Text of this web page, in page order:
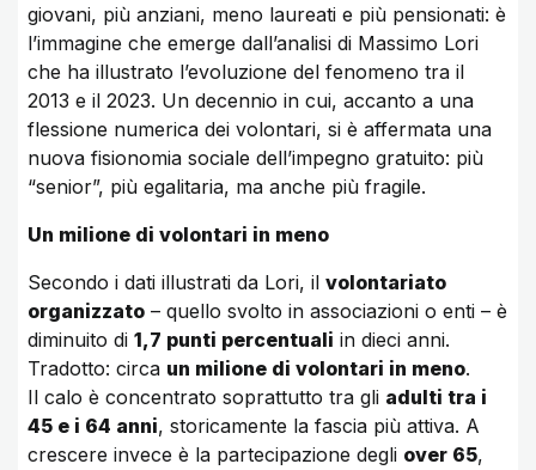
giovani, più anziani, meno laureati e più pensionati: è
l’immagine che emerge dall’analisi di Massimo Lori
che ha illustrato l’evoluzione del fenomeno tra il
2013 e il 2023. Un decennio in cui, accanto a una
flessione numerica dei volontari, si è affermata una
nuova fisionomia sociale dell’impegno gratuito: più
“senior”, più egalitaria, ma anche più fragile.
Un milione di volontari in meno
Secondo i dati illustrati da Lori, il volontariato
organizzato – quello svolto in associazioni o enti – è
diminuito di 1,7 punti percentuali in dieci anni.
Tradotto: circa un milione di volontari in meno.
Il calo è concentrato soprattutto tra gli adulti tra i
45 e i 64 anni, storicamente la fascia più attiva. A
crescere invece è la partecipazione degli over 65,